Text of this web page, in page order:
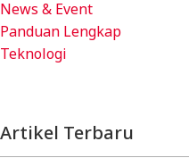
News & Event
Panduan Lengkap
Teknologi
Artikel Terbaru